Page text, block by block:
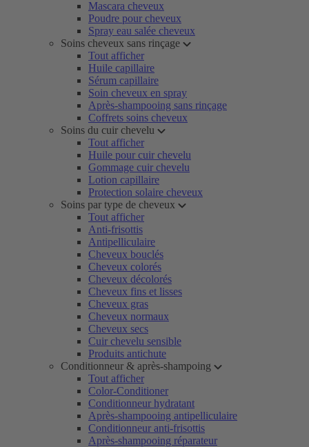
Mascara cheveux
Poudre pour cheveux
Spray eau salée cheveux
Soins cheveux sans rinçage
Tout afficher
Huile capillaire
Sérum capillaire
Soin cheveux en spray
Après-shampooing sans rinçage
Coffrets soins cheveux
Soins du cuir chevelu
Tout afficher
Huile pour cuir chevelu
Gommage cuir chevelu
Lotion capillaire
Protection solaire cheveux
Soins par type de cheveux
Tout afficher
Anti-frisottis
Antipelliculaire
Cheveux bouclés
Cheveux colorés
Cheveux décolorés
Cheveux fins et lisses
Cheveux gras
Cheveux normaux
Cheveux secs
Cuir chevelu sensible
Produits antichute
Conditionneur & après-shampoing
Tout afficher
Color-Conditioner
Conditionneur hydratant
Après-shampooing antipelliculaire
Conditionneur anti-frisottis
Après-shampooing réparateur